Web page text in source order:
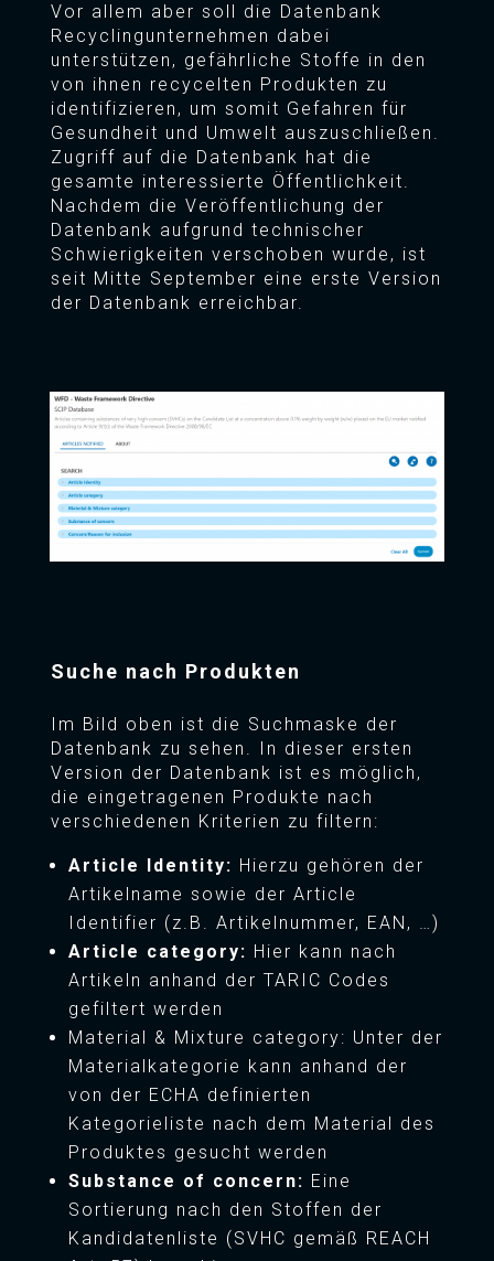
Vor allem aber soll die Datenbank
Recyclingunternehmen dabei
unterstützen, gefährliche Stoffe in den
von ihnen recycelten Produkten zu
identifizieren, um somit Gefahren für
Gesundheit und Umwelt auszuschließen.
Zugriff auf die Datenbank hat die
gesamte interessierte Öffentlichkeit.
Nachdem die Veröffentlichung der
Datenbank aufgrund technischer
Schwierigkeiten verschoben wurde, ist
seit Mitte September eine erste Version
der Datenbank erreichbar.
Suche nach Produkten
Im Bild oben ist die Suchmaske der
Datenbank zu sehen. In dieser ersten
Version der Datenbank ist es möglich,
die eingetragenen Produkte nach
verschiedenen Kriterien zu filtern:
Article Identity: Hierzu gehören der
Artikelname sowie der Article
Identifier (z.B. Artikelnummer, EAN, …)
Article category: Hier kann nach
Artikeln anhand der TARIC Codes
gefiltert werden
Material & Mixture category: Unter der
Materialkategorie kann anhand der
von der ECHA definierten
Kategorieliste nach dem Material des
Produktes gesucht werden
Substance of concern: Eine
Sortierung nach den Stoffen der
Kandidatenliste (SVHC gemäß REACH